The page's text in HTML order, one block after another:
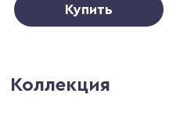
Купить
Коллекция